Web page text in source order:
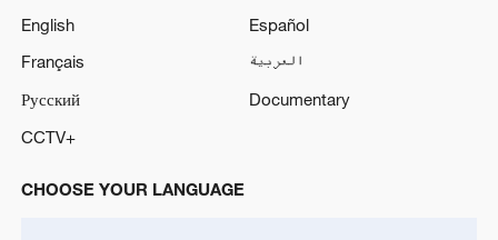
English
Español
Français
العربية
Русский
Documentary
CCTV+
CHOOSE YOUR LANGUAGE